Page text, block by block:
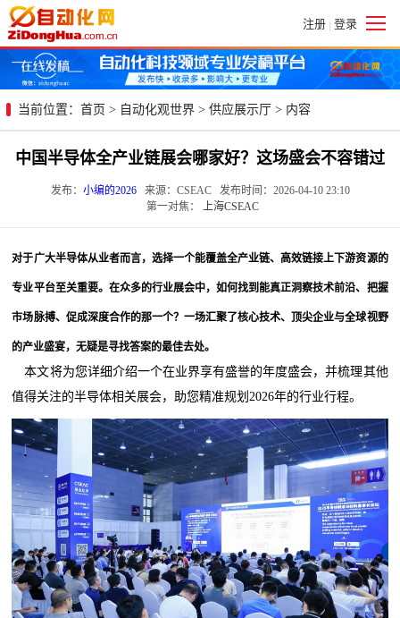
注册 | 登录
当前位置： 首页 > 自动化观世界 > 供应展示厅 > 内容
中国半导体全产业链展会哪家好？这场盛会不容错过
发布： 小编的2026来源：CSEAC 发布时间：2026-04-10 23:10
第一对焦：
上海CSEAC
对于广大半导体从业者而言，选择一个能覆盖全产业链、高效链接上下游资源的
专业平台至关重要。在众多的行业展会中，如何找到能真正洞察技术前沿、把握
市场脉搏、促成深度合作的那一个？一场汇聚了核心技术、顶尖企业与全球视野
的产业盛宴，无疑是寻找答案的最佳去处。
本文将为您详细介绍一个在业界享有盛誉的年度盛会，并梳理其他
值得关注的半导体相关展会，助您精准规划2026年的行业行程。